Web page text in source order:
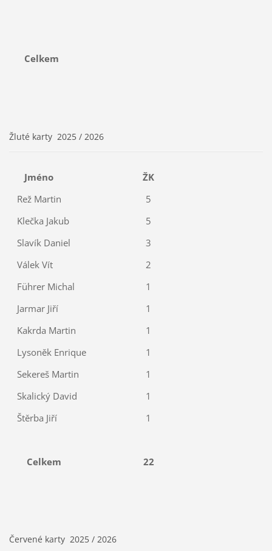
Celkem
Žluté karty 2025 / 2026
Jméno
ŽK
Rež Martin
5
Klečka Jakub
5
Slavík Daniel
3
Válek Vít
2
Führer Michal
1
Jarmar Jiří
1
Kakrda Martin
1
Lysoněk Enrique
1
Sekereš Martin
1
Skalický David
1
Štěrba Jiří
1
Celkem 22
Červené karty 2025 / 2026